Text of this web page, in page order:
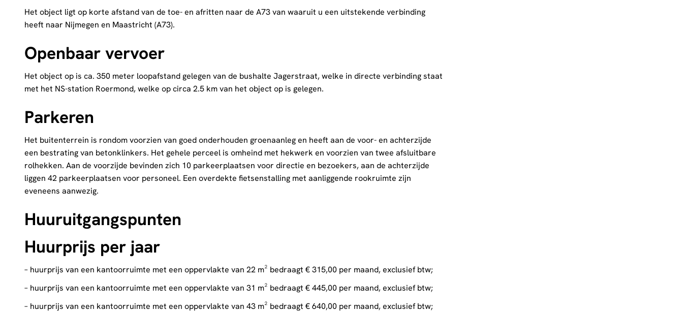
Het object ligt op korte afstand van de toe- en afritten naar de A73 van waaruit u een uitstekende verbinding
heeft naar Nijmegen en Maastricht (A73).
Openbaar vervoer
Het object op is ca. 350 meter loopafstand gelegen van de bushalte Jagerstraat, welke in directe verbinding staat
met het NS-station Roermond, welke op circa 2.5 km van het object op is gelegen.
Parkeren
Het buitenterrein is rondom voorzien van goed onderhouden groenaanleg en heeft aan de voor- en achterzijde
een bestrating van betonklinkers. Het gehele perceel is omheind met hekwerk en voorzien van twee afsluitbare
rolhekken. Aan de voorzijde bevinden zich 10 parkeerplaatsen voor directie en bezoekers, aan de achterzijde
liggen 42 parkeerplaatsen voor personeel. Een overdekte fietsenstalling met aanliggende rookruimte zijn
eveneens aanwezig.
Huuruitgangspunten
Huurprijs per jaar
– huurprijs van een kantoorruimte met een oppervlakte van 22 m² bedraagt € 315,00 per maand, exclusief btw;
– huurprijs van een kantoorruimte met een oppervlakte van 31 m² bedraagt € 445,00 per maand, exclusief btw;
– huurprijs van een kantoorruimte met een oppervlakte van 43 m² bedraagt € 640,00 per maand, exclusief btw;